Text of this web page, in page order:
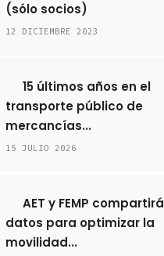
(sólo socios)
12 DICIEMBRE 2023
15 últimos años en el
transporte público de
mercancías...
15 JULIO 2026
AET y FEMP
datos para optimizar la
movilidad...